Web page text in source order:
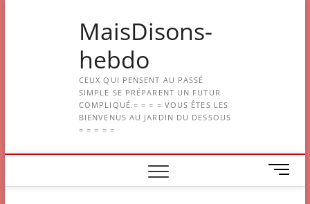
MaisDisons-
hebdo
CEUX QUI PENSENT AU PASSÉ
SIMPLE SE PRÉPARENT UN FUTUR
COMPLIQUÉ.= = = = VOUS ÊTES LES
BIENVENUS AU JARDIN DU DESSOUS
= = = = =
M
e